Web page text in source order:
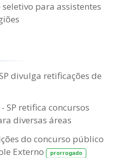
seletivo para assistentes
divulga retificações de
SP retifica concursos
diversas áreas
do concurso público
Externo
prorrogado